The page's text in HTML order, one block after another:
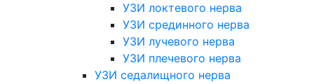
УЗИ локтевого нерва
УЗИ срединного нерва
УЗИ лучевого нерва
УЗИ плечевого нерва
УЗИ седалищного нерва